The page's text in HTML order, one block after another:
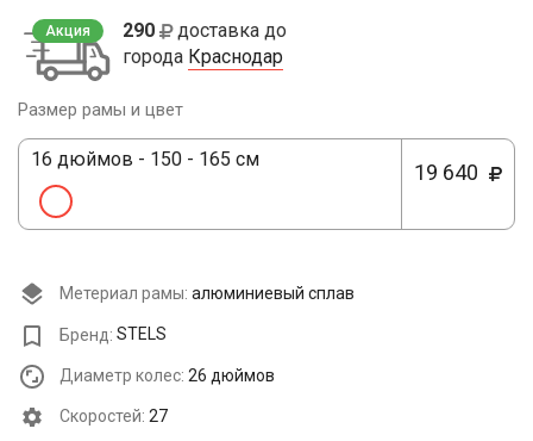
Акция 290
доставка до
города Краснодар
Размер рамы и цвет
16 дюймов - 150 - 165 см
19 640
Метериал рамы: алюминиевый сплав
Бренд: STELS
Диаметр колес: 26 дюймов
Cкоростей: 27